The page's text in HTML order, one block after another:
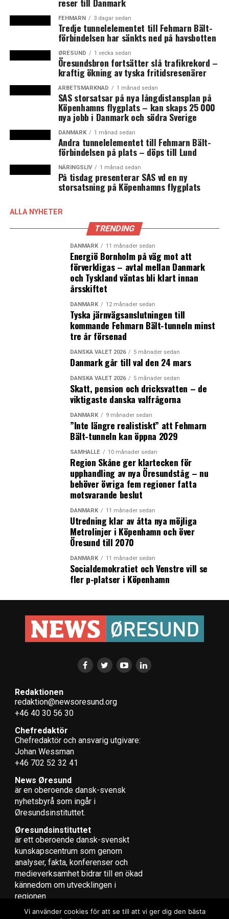
och Victoria Park får möjlighet att gå vidare med
projektet Culture Casbah i Rosengård. I planeringen
finns ett 22-våningar högt bostadshus, men även
servicelokaler och omkring 300 kringliggande
lägenheter. Nu återstår detaljplanearbete som kan
komma att påverka projektets genomförande och
planeringstakt. Dessutom är byggprojektet
sammanlänkat med den nya persontågtrafiken som
planeras på Kontinentalbanan med en station i
Rosengård som ännu inte är godkänd av Länsstyrelsen.
(News Øresund)
Fyra fastighetsägare bildar gemensamt bolag
för att bygga Culture Casbah
Avgörandet nära för höghuset Culture Casbah
LÄS OCKSÅ:
Köpenhamns kommun klar med miljardupphandling av
Trelleborg planerar för 8 000 nya bostäder
FEHMARN 3 dagar sedan
Tredje tunnelelementet till Fehmarn Bält-
förbindelsen har sänkts ned på havsbotten
ØRESUND 1 vecka sedan
Öresundsbron fortsätter slå trafikrekord –
kraftig ökning av tyska fritidsresenärer
ARBETSMARKNAD 1 månad sedan
SAS storsatsar på nya långdistansplan på
Köpenhamns flygplats – kan skaps 25 000
nya jobb i Danmark och södra Sverige
DANMARK 1 månad sedan
Andra tunnelelementet till Fehmarn Bält-
förbindelsen på plats – döps till Lund
NÄRINGSLIV 1 månad sedan
På tisdag presenterar SAS vd en ny
storsatsning på Köpenhamns flygplats
ALLA NYHETER
TRENDING
DANMARK 11 månader sedan
Energiö Bornholm på väg mot att
förverkligas – avtal mellan Danmark
och Tyskland väntas bli klart innan
årsskiftet
DANMARK 12 månader sedan
Tyska järnvägsanslutningen till
kommande Fehmarn Bält-tunneln minst
tre år försenad
DANSKA VALET 2026 5 månader sedan
Danmark går till val den 24 mars
DANSKA VALET 2026 5 månader sedan
Skatt, pension och dricksvatten – de
viktigaste danska valfrågorna
DANMARK 9 månader sedan
”Inte längre realistiskt” att Fehmarn
Bält-tunneln kan öppna 2029
SAMHÄLLE 10 månader sedan
Region Skåne ger klartecken för
upphandling av nya Öresundståg – nu
behöver övriga fem regioner fatta
motsvarande beslut
DANMARK 11 månader sedan
Utredning klar av åtta nya möjliga
Metrolinjer i Köpenhamn och över
Öresund till 2070
DANMARK 11 månader sedan
Socialdemokratiet och Venstre vill se
fler p-platser i Köpenhamn
Redaktionen
redaktion@newsoresund.org
+46 40 30 56 30
Chefredaktör
Chefredaktör och ansvarig utgivare:
Johan Wessman
+46 702 52 32 41
News Øresund
är en oberoende dansk-svensk
nyhets­byrå som ingår i
Øresundsinstituttet.
Øresundsinstituttet
är ett oberoende dansk-svenskt
kunskapscentrum som genom
analyser, fakta, konferenser och
medieverksamhet bidrar till en ökad
kännedom om utvecklingen i
regionen.
Vi använder cookies för att se till att vi ger dig den bästa